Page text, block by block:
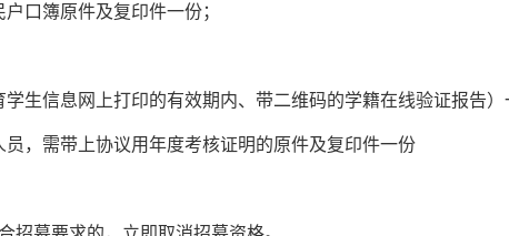
口簿原件及复印件一份；
生信息网上打印的有效期内、带二维码的学籍在线验证报告）
，需带上协议用年度考核证明的原件及复印件一份